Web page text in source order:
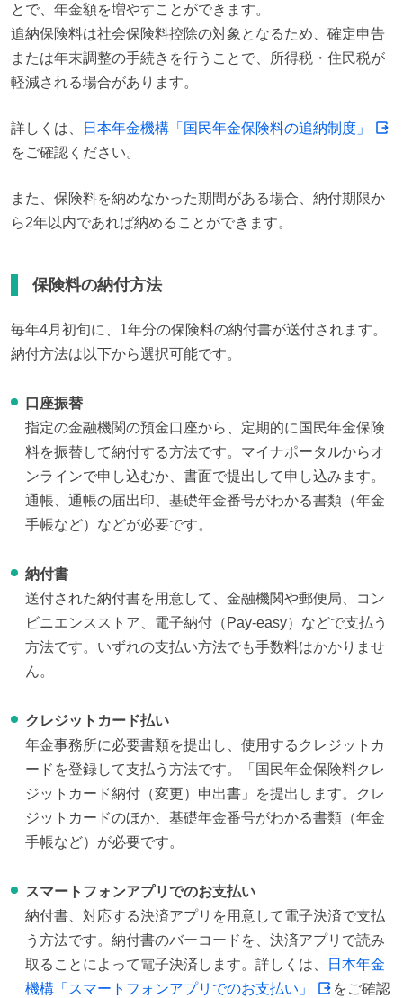
とで、年金額を増やすことができます。
追納保険料は社会保険料控除の対象となるため、確定申告
または年末調整の手続きを行うことで、所得税・住民税が
軽減される場合があります。
詳しくは、
日本年金機構「国民年金保険料の追納制度」
をご確認ください。
また、保険料を納めなかった期間がある場合、納付期限か
ら2年以内であれば納めることができます。
保険料の納付方法
毎年4月初旬に、1年分の保険料の納付書が送付されます。
納付方法は以下から選択可能です。
口座振替
指定の金融機関の預金口座から、定期的に国民年金保険
料を振替して納付する方法です。マイナポータルからオ
ンラインで申し込むか、書面で提出して申し込みます。
通帳、通帳の届出印、基礎年金番号がわかる書類（年金
手帳など）などが必要です。
納付書
送付された納付書を用意して、金融機関や郵便局、コン
ビニエンスストア、電子納付（Pay-easy）などで支払う
方法です。いずれの支払い方法でも手数料はかかりませ
ん。
クレジットカード払い
年金事務所に必要書類を提出し、使用するクレジットカ
ードを登録して支払う方法です。「国民年金保険料クレ
ジットカード納付（変更）申出書」を提出します。クレ
ジットカードのほか、基礎年金番号がわかる書類（年金
手帳など）が必要です。
スマートフォンアプリでのお支払い
納付書、対応する決済アプリを用意して電子決済で支払
う方法です。納付書のバーコードを、決済アプリで読み
取ることによって電子決済します。詳しくは、
日本年金
機構「スマートフォンアプリでのお支払い」
をご確認